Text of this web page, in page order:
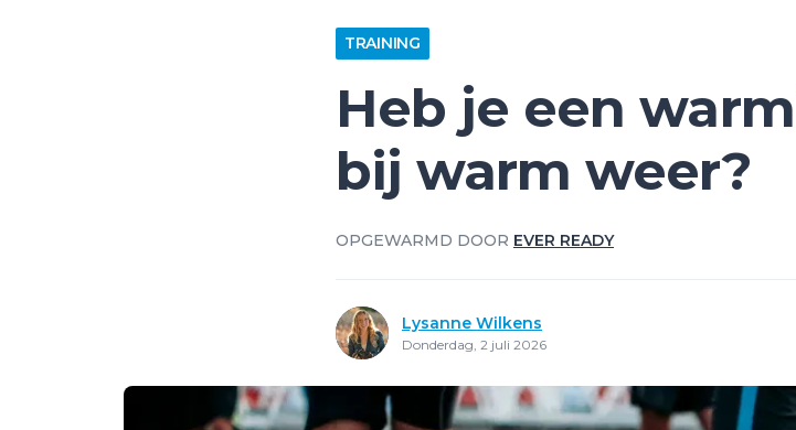
TRAINING
Heb je een
bij warm weer?
OPGEWARMD DOOR EVER READY
Lysanne Wilkens
Donderdag, 2 juli 2026